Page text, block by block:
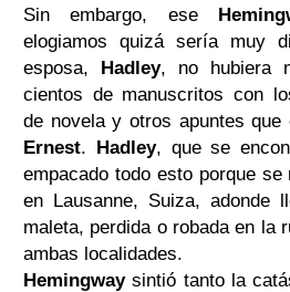
Sin embargo, ese
elogiamos quizá sería muy
esposa, Hadley, no hubiera
cientos de manuscritos con
de novela y otros apuntes que
Ernest. Hadley, que se
empacado todo esto porque
en Lausanne, Suiza, adonde
maleta, perdida o robada en la
ambas localidades.
Hemingwaysintió tanto la